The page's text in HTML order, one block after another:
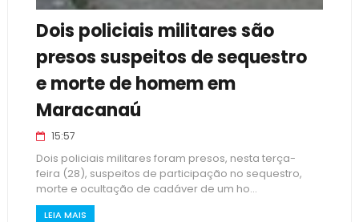
Dois policiais militares são
presos suspeitos de sequestro
e morte de homem em
Maracanaú
15:57
Dois policiais militares foram presos, nesta terça-
feira (28), suspeitos de participação no sequestro,
morte e ocultação de cadáver de um ho...
LEIA MAIS